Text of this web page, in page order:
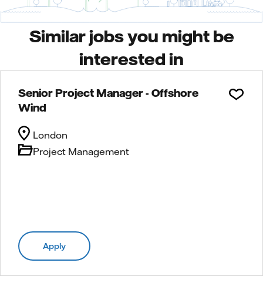
Similar jobs you might be
interested in
Senior Project Manager - Offshore
Wind
Project Management
London
Apply